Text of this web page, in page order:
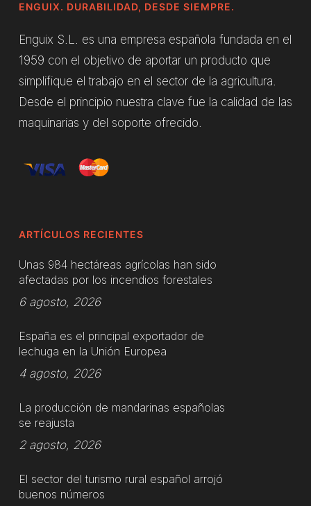
ENGUIX. DURABILIDAD, DESDE SIEMPRE.
Enguix S.L. es una empresa española fundada en el
1959 con el objetivo de aportar un producto que
simplifique el trabajo en el sector de la agricultura.
Desde el principio nuestra clave fue la calidad de las
maquinarias y del soporte ofrecido.
ARTÍCULOS RECIENTES
Unas 984 hectáreas agrícolas han sido
afectadas por los incendios forestales
6 agosto, 2026
España es el principal exportador de
lechuga en la Unión Europea
4 agosto, 2026
La producción de mandarinas españolas
se reajusta
2 agosto, 2026
El sector del turismo rural español arrojó
buenos números